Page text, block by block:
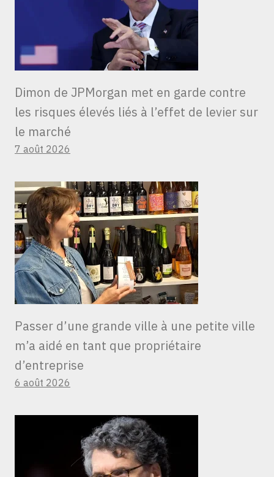
Dimon de JPMorgan met en garde contre
les risques élevés liés à l’effet de levier sur
le marché
7 août 2026
Passer d’une grande ville à une petite ville
m’a aidé en tant que propriétaire
d’entreprise
6 août 2026